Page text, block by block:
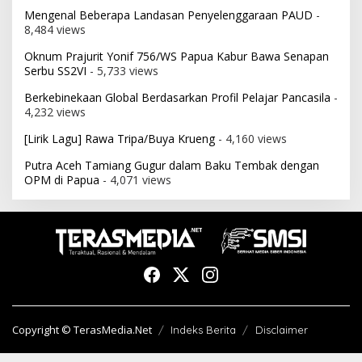
Mengenal Beberapa Landasan Penyelenggaraan PAUD -
8,484 views
Oknum Prajurit Yonif 756/WS Papua Kabur Bawa Senapan
Serbu SS2VI - 5,733 views
Berkebinekaan Global Berdasarkan Profil Pelajar Pancasila -
4,232 views
[Lirik Lagu] Rawa Tripa/Buya Krueng- 4,160 views
Putra Aceh Tamiang Gugur dalam Baku Tembak dengan
OPM di Papua - 4,071 views
Copyright © TerasMedia.Net Indeks Berita Disclaimer